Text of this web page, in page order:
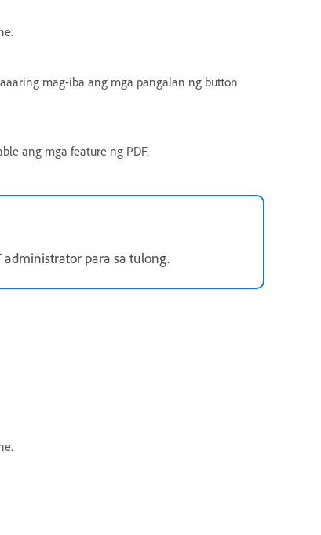
mag-iba ang mga pangalan ng button
ang mga feature ng PDF.
para sa tulong.